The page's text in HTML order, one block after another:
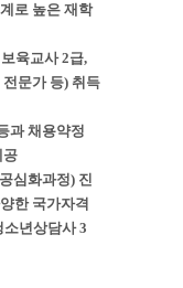
로 높은 재학
육교사 2급,
문가 등) 취득
과 채용약정
공
심화과정) 진
한 국가자격
년상담사 3